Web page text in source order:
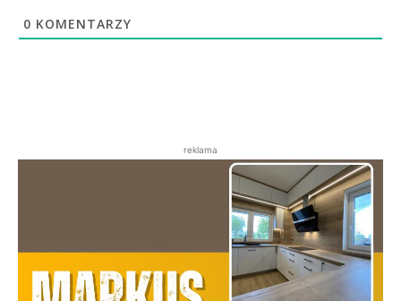
0 KOMENTARZY
reklama